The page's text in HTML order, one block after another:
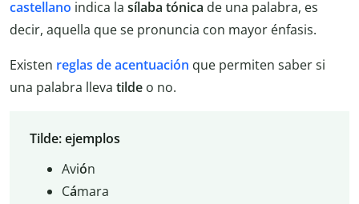
castellano indica la sílaba tónica de una palabra, es
decir, aquella que se pronuncia con mayor énfasis.
Existen reglas de acentuación que permiten saber si
una palabra lleva tilde o no.
Tilde: ejemplos
Avión
Cámara